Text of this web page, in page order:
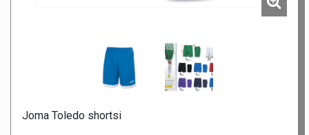
Joma Toledo shortsi